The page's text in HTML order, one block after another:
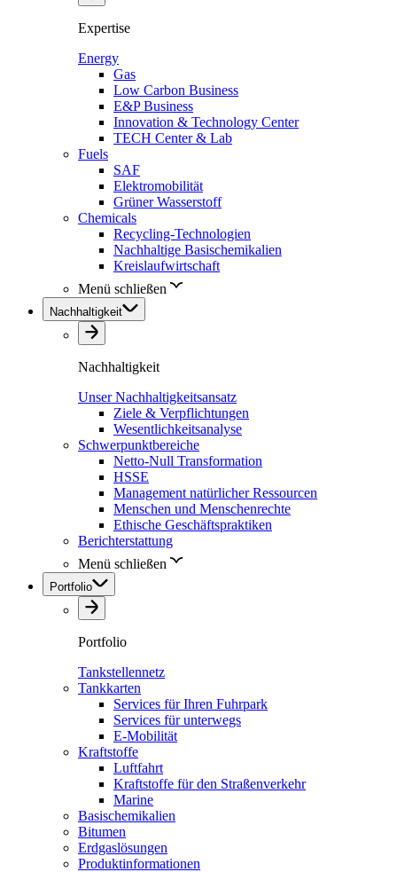
Expertise
Energy
Gas
Low Carbon Business
E&P Business
Innovation & Technology Center
TECH Center & Lab
Fuels
SAF
Elektromobilität
Grüner Wasserstoff
Chemicals
Recycling-Technologien
Nachhaltige Basischemikalien
Kreislaufwirtschaft
Menü schließen
Nachhaltigkeit
Nachhaltigkeit
Unser Nachhaltigkeitsansatz
Ziele & Verpflichtungen
Wesentlichkeitsanalyse
Schwerpunktbereiche
Netto-Null Transformation
HSSE
Management natürlicher Ressourcen
Menschen und Menschenrechte
Ethische Geschäftspraktiken
Berichterstattung
Menü schließen
Portfolio
Portfolio
Tankstellennetz
Tankkarten
Services für Ihren Fuhrpark
Services für unterwegs
E-Mobilität
Kraftstoffe
Luftfahrt
Kraftstoffe für den Straßenverkehr
Marine
Basischemikalien
Bitumen
Erdgaslösungen
Produktinformationen